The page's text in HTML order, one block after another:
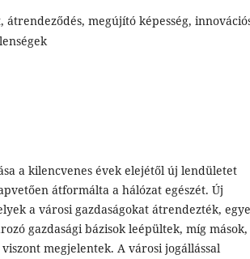
átrendeződés, megújító képesség,
a kilencvenes évek elejétől új lendületet
átformálta a hálózat egészét. Új
a városi gazdaságokat átrendezték,
gazdasági bázisok leépültek, míg mások,
megjelentek. A városi jogállással